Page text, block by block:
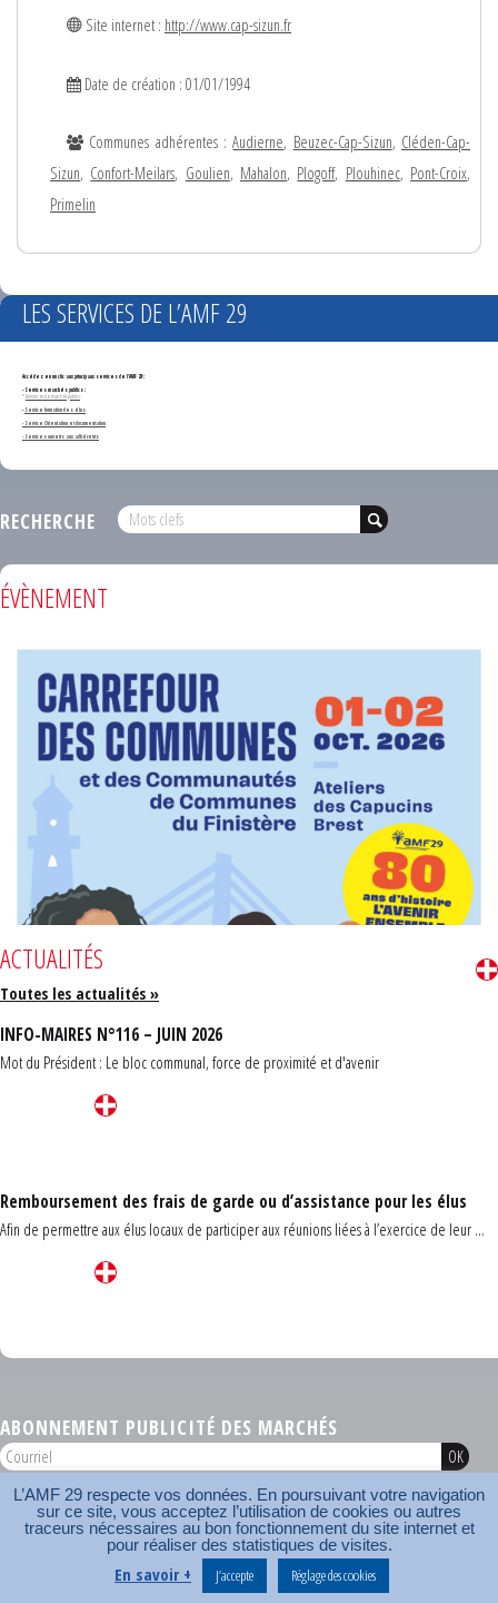
Site internet : http://www.cap-sizun.fr
Date de création : 01/01/1994
Communes adhérentes :Audierne, Beuzec-Cap-Sizun, Cléden-Cap-
Sizun, Confort-Meilars, Goulien, Mahalon, Plogoff, Plouhinec, Pont-Croix,
Primelin
LES SERVICES DE L’AMF 29
Accédez en un clic aux principaux services de l'AMF 29 :
- Services marchés publics :
*Annonces de marchés publics
-Service formation des élus
- Service Orientation et documentation
- Services ouverts aux adhérents
RECHERCHE
ÉVÈNEMENT
ACTUALITÉS
Toutes les actualités »
INFO-MAIRES N°116 – JUIN 2026
Mot du Président : Le bloc communal, force de proximité et d'avenir
Remboursement des frais de garde ou d’assistance pour les élus
Afin de permettre aux élus locaux de participer aux réunions liées à l’exercice de leur ...
ABONNEMENT PUBLICITÉ DES MARCHÉS
AMF 29 © 2026
Plan du site Nos coordonnées Mentions légales
Contact
Carrefour des communes
AMF
L’AMF 29 respecte vos données. En poursuivant votre navigation
sur ce site, vous acceptez l’utilisation de cookies ou autres
traceurs nécessaires au bon fonctionnement du site internet et
pour réaliser des statistiques de visites.
En savoir + J’accepte Réglage des cookies